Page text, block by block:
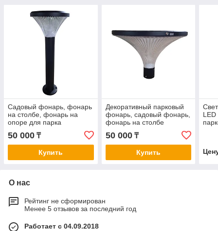
Садовый фонарь, фонарь
на столбе, фонарь на
опоре для парка
50 000 ₸
Купить
Декоративный парковый
фонарь, садовый фонарь,
фонарь на столбе
50 000₸
Купить
LED
О нас
Рейтинг не сформирован
Менее 5 отзывов за последний год
Работает с 04.09.2018